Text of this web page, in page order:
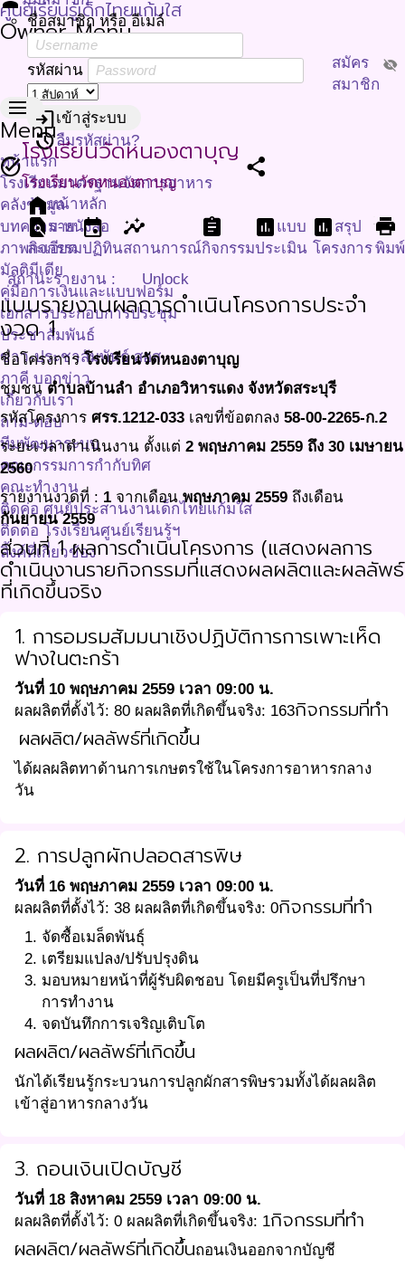
ศูนย์เรียนรู้เด็กไทยแก้มใส
Owner Menu
ชื่อสมาชิก หรือ อีเมล์
รหัสผ่าน visibility_off
loginเข้าสู่ระบบ
restoreลืมรหัสผ่าน?
สมัคร
สมาชิก
menu
Menu
หน้าแรก
โรงเรียนมาตรฐานจัดการอาหาร
คลังข้อมูล
บทความ-หนังสือ
ภาพกิจกรรม
มัลติมีเดีย
คู่มือการเงินและแบบฟอร์ม
เอกสารประกอบการประชุม
ประชาสัมพันธ์
ข่าว-ประชาสัมพันธ์ สอส
ภาคี บอกข่าว
เกี่ยวกับเรา
ถาม-ตอบ
ทีมพัฒนาระบบ
คณะกรรมการกำกับทิศ
คณะทำงาน
ติดค่อ ศูนย์ประสานงานเด็กไทยแก้มใส
ติดต่อ โรงเรียนศูนย์เรียนรู้ฯ
ลิ้งค์ที่เกี่ยวข้อง
task_altโรงเรียนวัดหนองตาบุญ
โรงเรียนวัดหนองตาบุญ
share
homeหน้าหลัก
find_in_pageราย
ละเอียด
event
ปฏิทิน
insights
สถานการณ์
assignment
กิจกรรม
assessment แบบ
ประเมิน
assessment สรุป
โครงการ
print
พิมพ์
สถานะรายงาน :
Unlock
แบบรายงานผลการดำเนินโครงการประจำ
งวด 1
ชื่อโครงการโรงเรียนวัดหนองตาบุญ
ชุมชนตำบลบ้านลำ อำเภอวิหารแดง จังหวัดสระบุรี
รหัสโครงการ ศรร.1212-033 เลขที่ข้อตกลง 58-00-2265-ก.2
ระยะเวลาดำเนินงาน ตั้งแต่ 2 พฤษภาคม 2559 ถึง 30 เมษายน
2560
รายงานงวดที่ : 1 จากเดือนพฤษภาคม 2559 ถึงเดือน
กันยายน 2559
ส่วนที่ 1 ผลการดำเนินโครงการ (แสดงผลการ
ดำเนินงานรายกิจกรรมที่แสดงผลผลิตและผลลัพธ์
ที่เกิดขึ้นจริง
1. การอมรมสัมมนาเชิงปฏิบัติการการเพาะเห็ด
ฟางในตะกร้า
วันที่ 10 พฤษภาคม 2559 เวลา 09:00 น.
ผลผลิตที่ตั้งไว้: 80 ผลผลิตที่เกิดขึ้นจริง: 163กิจกรรมที่ทำ
ผลผลิต/ผลลัพธ์ที่เกิดขึ้น
ได้ผลผลิตทาด้านการเกษตรใช้ในโครงการอาหารกลาง
วัน
2. การปลูกผักปลอดสารพิษ
วันที่ 16 พฤษภาคม 2559 เวลา 09:00 น.
ผลผลิตที่ตั้งไว้: 38 ผลผลิตที่เกิดขึ้นจริง: 0กิจกรรมที่ทำ
จัดซื้อเมล็ดพันธ์ุ
เตรียมแปลง/ปรับปรุงดิน
มอบหมายหน้าที่ผู้รับผิดชอบ โดยมีครูเป็นที่ปรึกษา
การทำงาน
จดบันทึกการเจริญเติบโต
ผลผลิต/ผลลัพธ์ที่เกิดขึ้น
นักได้เรียนรู้กระบวนการปลูกผักสารพิษรวมทั้งได้ผลผลิต
เข้าสู่อาหารกลางวัน
3. ถอนเงินเปิดบัญชี
วันที่ 18 สิงหาคม 2559 เวลา 09:00 น.
ผลผลิตที่ตั้งไว้: 0 ผลผลิตที่เกิดขึ้นจริง: 1กิจกรรมที่ทำ
ผลผลิต/ผลลัพธ์ที่เกิดขึ้นถอนเงินออกจากบัญชี